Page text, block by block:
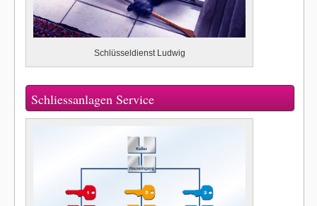
Schlüsseldienst Ludwig
Schliessanlagen Service